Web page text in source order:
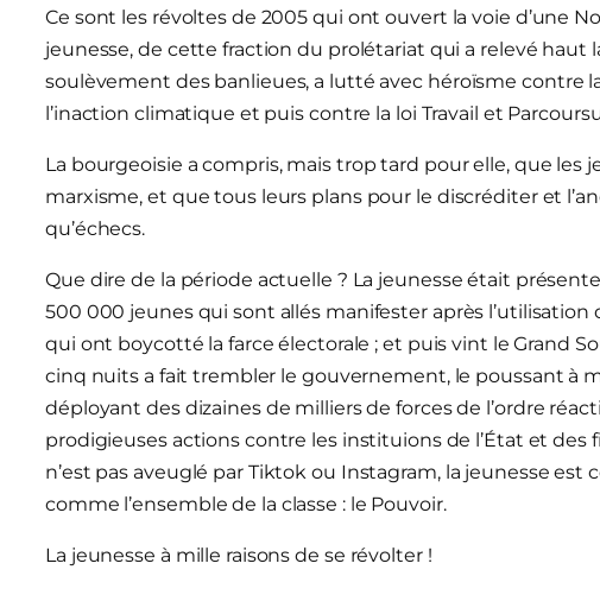
Ce sont les révoltes de 2005 qui ont ouvert la voie d’une
jeunesse, de cette fraction du prolétariat qui a relevé haut
soulèvement des banlieues, a lutté avec héroïsme contre
l’inaction climatique et puis contre la loi Travail et
La bourgeoisie a compris, mais trop tard pour elle, que
marxisme, et que tous leurs plans pour le discréditer et
qu’échecs.
Que dire de la période actuelle ? La jeunesse était
500 000 jeunes qui sont allés manifester après
qui ont boycotté la farce électorale ; et puis vint le Grand
cinq nuits a fait trembler le gouvernement, le poussant à
déployant des dizaines de milliers de forces de l’ordre
prodigieuses actions contre les instituions de l’État et des
n’est pas aveuglé par Tiktok ou Instagram, la jeunesse
comme l’ensemble de la classe : le Pouvoir.
La jeunesse à mille raisons de se révolter !